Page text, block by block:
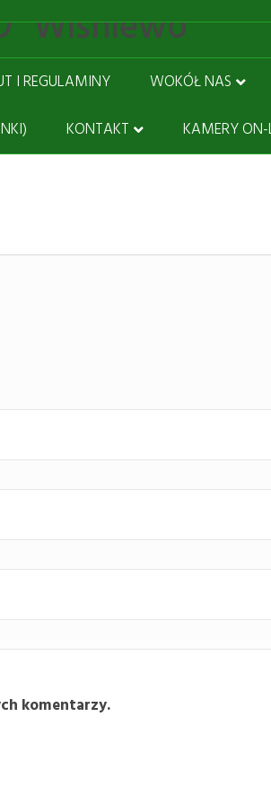
"Wiśniewo"
I REGULAMINY WOKÓŁ NAS
KONTAKT KAMERY
komentarzy.